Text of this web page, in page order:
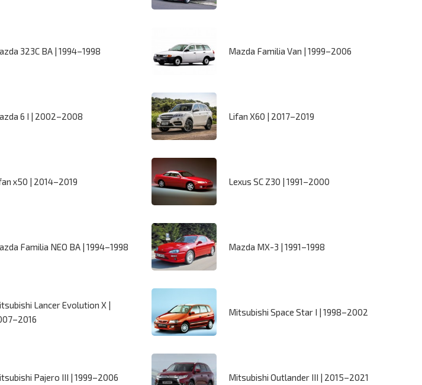
323C BA | 1994–1998 Mazda Familia Van | 1999–2006
6 I | 2002–2008 Lifan X60 | 2017–2019
x50 | 2014–2019 Lexus SC Z30 | 1991–2000
Familia NEO BA | 1994–1998 Mazda MX-3 | 1991–1998
Lancer Evolution X |
Mitsubishi Space Star I | 1998–2002
Pajero III | 1999–2006 Mitsubishi Outlander III | 2015–2021